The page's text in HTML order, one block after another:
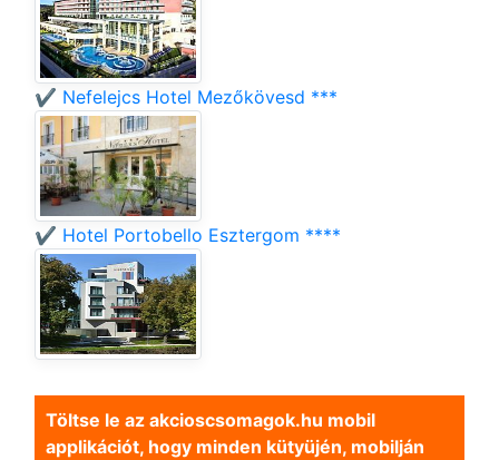
✔️ Nefelejcs Hotel Mezőkövesd ***
✔️ Hotel Portobello Esztergom ****
Töltse le az akcioscsomagok.hu mobil
applikációt, hogy minden kütyüjén, mobilján